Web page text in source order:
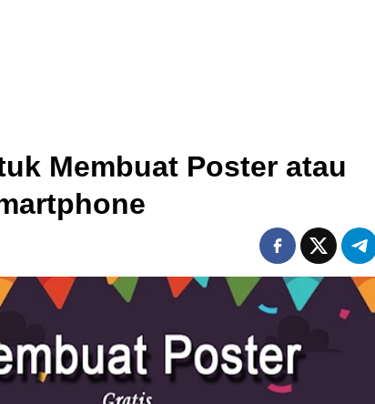
Membuat Poster atau